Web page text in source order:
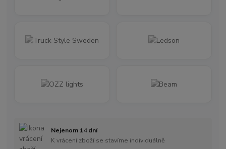
Nejenom 14 dní
K vrácení zboží se stavíme individuálně